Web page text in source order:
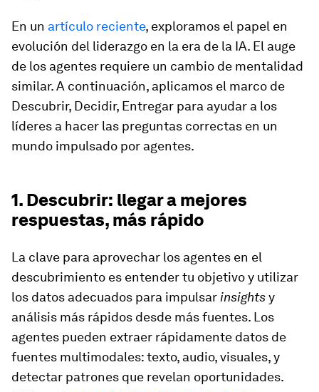
En un artículo reciente, exploramos el papel en
evolución del liderazgo en la era de la IA. El auge
de los agentes requiere un cambio de mentalidad
similar. A continuación, aplicamos el marco de
Descubrir, Decidir, Entregar para ayudar a los
líderes a hacer las preguntas correctas en un
mundo impulsado por agentes.
1. Descubrir: llegar a mejores
respuestas, más rápido
La clave para aprovechar los agentes en el
descubrimiento es entender tu objetivo y utilizar
los datos adecuados para impulsar insightsy
análisis más rápidos desde más fuentes. Los
agentes pueden extraer rápidamente datos de
fuentes multimodales: texto, audio, visuales, y
detectar patrones que revelan oportunidades.